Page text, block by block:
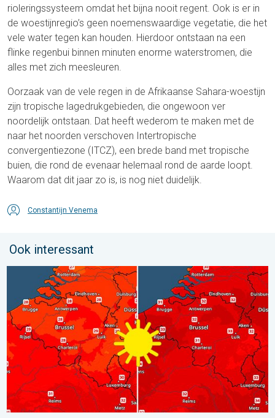
rioleringssysteem omdat het bijna nooit regent. Ook is er in
de woestijnregio’s geen noemenswaardige vegetatie, die het
vele water tegen kan houden. Hierdoor ontstaan na een
flinke regenbui binnen minuten enorme waterstromen, die
alles met zich meesleuren.
Oorzaak van de vele regen in de Afrikaanse Sahara-woestijn
zijn tropische lagedrukgebieden, die ongewoon ver
noordelijk ontstaan. Dat heeft wederom te maken met de
naar het noorden verschoven Intertropische
convergentiezone (ITCZ), een brede band met tropische
buien, die rond de evenaar helemaal rond de aarde loopt.
Waarom dat dit jaar zo is, is nog niet duidelijk.
Constantijn Venema
Ook interessant
Volop zon en zomerse warmte. Weekendweer. . . donderdag